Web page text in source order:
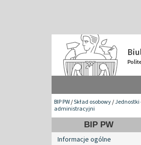
BIP PW/Skład osobowy/
administracyjni
BIP PW
Informacje ogólne